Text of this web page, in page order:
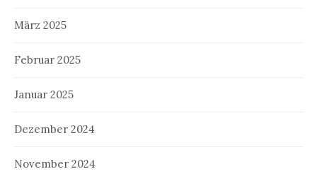
März 2025
Februar 2025
Januar 2025
Dezember 2024
November 2024